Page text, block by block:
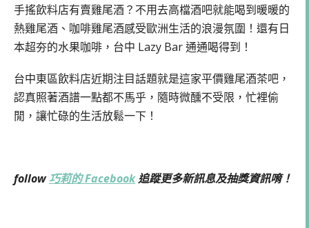
手搖飲料店有賣雞尾酒？不用去高檔酒吧就能喝到暖暖的
熱雞尾酒、咖啡雞尾酒感受歐洲生活的浪漫氛圍！還有日
本超夯的水果咖啡，台中 Lazy Bar 通通喝得到！
台中東區飲料店近期注目話題就是這家平價雞尾酒茶吧，
認真照著酒譜一點都不馬乎，隨時微醺不受限，忙裡偷
閒，讓忙碌的生活放鬆一下！
follow巧莉的 Facebook追蹤更多新訊息及抽獎資訊唷！